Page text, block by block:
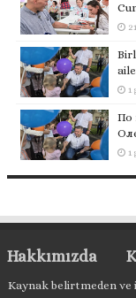
1
По
1
Hakkımızda
Kaynak belirtmeden ve